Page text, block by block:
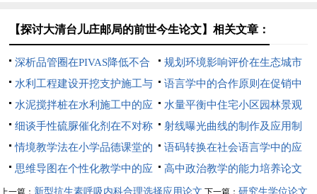
【探讨大清台儿庄邮局的前世今生论文】相关文章：
深析品管圈在PIVAS降低不合
理医嘱中的应用论文
规划环境影响评价在生态城市
建设中的应用论文
水利工程建设开挖支护施工与
应用论文
语言学中的合作原则在促销中
的应用论文
水泥搅拌桩在水利施工中的应
用研究论文
水量平衡中住宅小区园林景观
设计应用论文
细谈手性硫脲催化剂在不对称
反应中的应用论文
射线曝光曲线的制作及应用制
作及应用论文
情境教学法在小学品德课堂的
应用论文
语码转换在社会语言学中的应
用论文
思维导图在个性化教学中的应
用论文
高中政治教学的能力培养论文
范文
上一篇： 新型抗生素呼吸内科合理选择应用论文 下一篇： 研究生学位论文